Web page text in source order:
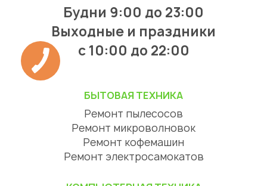
Будни 9:00 до 23:00
Выходные и праздники
с 10:00 до 22:00
БЫТОВАЯ ТЕХНИКА
Ремонт пылесосов
Ремонт микроволновок
Ремонт кофемашин
Ремонт электросамокатов